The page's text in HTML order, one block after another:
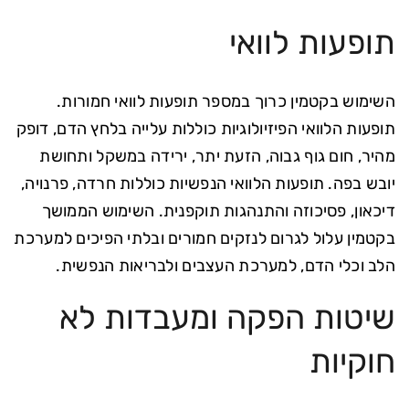
תופעות לוואי
השימוש בקטמין כרוך במספר תופעות לוואי חמורות.
תופעות הלוואי הפיזיולוגיות כוללות עלייה בלחץ הדם, דופק
מהיר, חום גוף גבוה, הזעת יתר, ירידה במשקל ותחושת
יובש בפה. תופעות הלוואי הנפשיות כוללות חרדה, פרנויה,
דיכאון, פסיכוזה והתנהגות תוקפנית. השימוש הממושך
בקטמין עלול לגרום לנזקים חמורים ובלתי הפיכים למערכת
הלב וכלי הדם, למערכת העצבים ולבריאות הנפשית.
שיטות הפקה ומעבדות לא
חוקיות